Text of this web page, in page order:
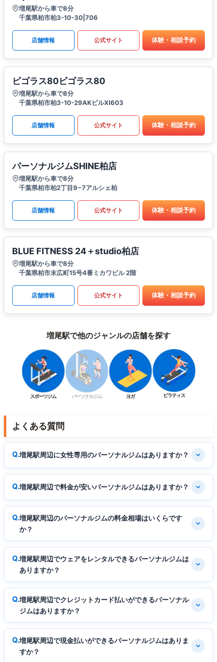
増尾駅から車で8分
千葉県柏市柏3-10-30|706
店舗情報 公式サイト 体験・相談予約
ビゴラス80ビゴラス80
増尾駅から車で8分
千葉県柏市柏3-10-29AKビルⅪ603
店舗情報 公式サイト 体験・相談予約
パーソナルジムSHINE柏店
増尾駅から車で8分
千葉県柏市柏2丁目9−7アルシェ柏
店舗情報 公式サイト 体験・相談予約
BLUE FITNESS 24＋studio柏店
増尾駅から車で8分
千葉県柏市末広町15号4番ミカワビル 2階
店舗情報 公式サイト 体験・相談予約
増尾駅で他のジャンルの店舗を探す
スポーツジム パーソナルジム ヨガ ピラティス
よくある質問
増尾駅周辺に女性専用のパーソナルジムはありますか？
増尾駅周辺で料金が安いパーソナルジムはありますか？
増尾駅周辺のパーソナルジムの料金相場はいくらです
か？
増尾駅周辺でウェアをレンタルできるパーソナルジムは
ありますか？
増尾駅周辺でクレジットカード払いができるパーソナル
ジムはありますか？
増尾駅周辺で現金払いができるパーソナルジムはありま
すか？